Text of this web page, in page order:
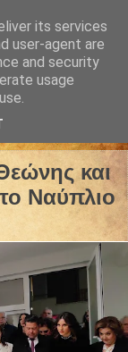
και
Ναύπλιο
its services
user-agent are
and security
usage